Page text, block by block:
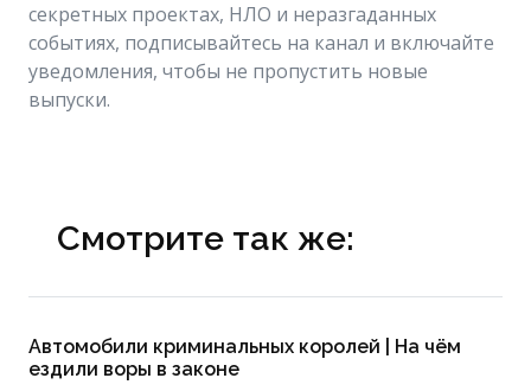
секретных проектах, НЛО и неразгаданных
событиях, подписывайтесь на канал и включайте
уведомления, чтобы не пропустить новые
выпуски.
Смотрите так же:
Автомобили криминальных королей | На чём
ездили воры в законе